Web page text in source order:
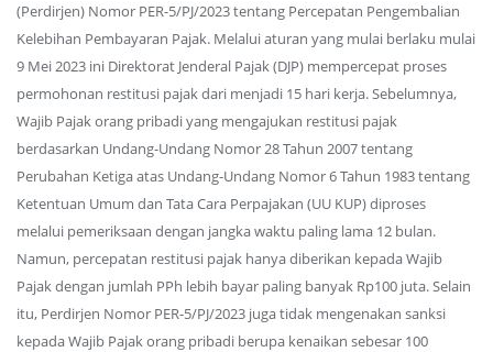
(Perdirjen) Nomor PER-5/PJ/2023 tentang Percepatan Pengembalian
Kelebihan Pembayaran Pajak. Melalui aturan yang mulai berlaku mulai
9 Mei 2023 ini Direktorat Jenderal Pajak (DJP) mempercepat proses
permohonan restitusi pajak dari menjadi 15 hari kerja. Sebelumnya,
Wajib Pajak orang pribadi yang mengajukan restitusi pajak
berdasarkan Undang-Undang Nomor 28 Tahun 2007 tentang
Perubahan Ketiga atas Undang-Undang Nomor 6 Tahun 1983 tentang
Ketentuan Umum dan Tata Cara Perpajakan (UU KUP) diproses
melalui pemeriksaan dengan jangka waktu paling lama 12 bulan.
Namun, percepatan restitusi pajak hanya diberikan kepada Wajib
Pajak dengan jumlah PPh lebih bayar paling banyak Rp100 juta. Selain
itu, Perdirjen Nomor PER-5/PJ/2023 juga tidak mengenakan sanksi
kepada Wajib Pajak orang pribadi berupa kenaikan sebesar 100